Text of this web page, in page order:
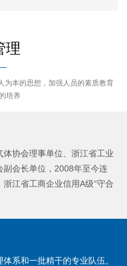
理
为本的思想，加强人员的素质教育
培养
协会理事单位、浙江省工业
副会长单位，2008年至今连
江省工商企业信用A级“守合
系和一批精干的专业队伍。